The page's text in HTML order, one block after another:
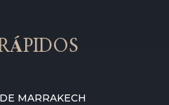
MARRAKECH